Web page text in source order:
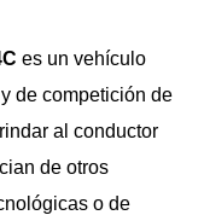
es un vehículo
de competición de
al conductor
de otros
o de